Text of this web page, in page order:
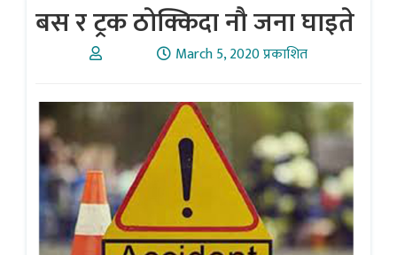
बस र ट्रक ठाेक्किदा नौ जना घाइते
March 5, 2020 प्रकाशित